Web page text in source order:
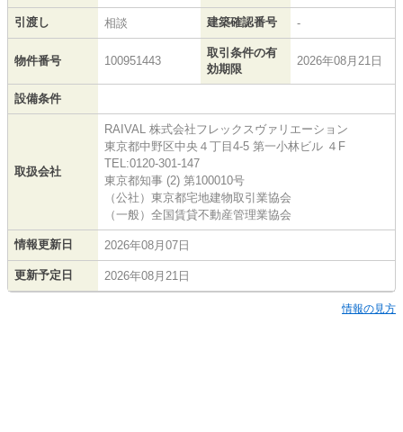
引渡し 相談 建築確認番号 -
物件番号 100951443
取引条件の有
効期限
2026年08月21日
設備条件
取扱会社
RAIVAL 株式会社フレックスヴァリエーション
東京都中野区中央４丁目4-5 第一小林ビル ４F
TEL:0120-301-147
東京都知事 (2) 第100010号
（公社）東京都宅地建物取引業協会
（一般）全国賃貸不動産管理業協会
情報更新日 2026年08月07日
更新予定日 2026年08月21日
情報の見方